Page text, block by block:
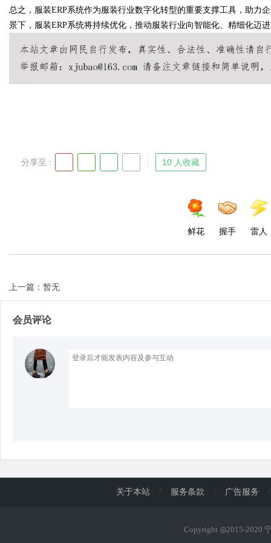
Bo
总之，服装ERP系统作为服装行业数字化转型的重要支撑工具，助力
景下，服装ERP系统将持续优化，推动服装行业向智能化、精细化迈
分享至 : 10 人收藏
鲜花 握手 雷人
上一篇：暂无
会员评论
关于本站 / 服务条款 / 广告服务 /
Copyright ◎2015-2020